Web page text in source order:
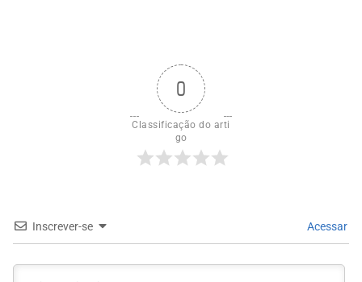
0
Classificação do arti
go
Inscrever-se Acessar